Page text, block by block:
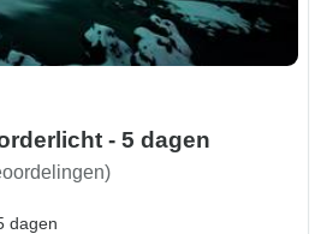
- 5 dagen
dagen